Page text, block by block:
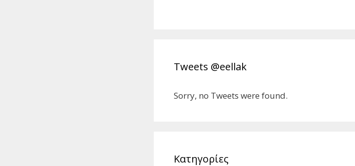
Tweets @eellak
Sorry, no Tweets were found.
Κατηγορίες